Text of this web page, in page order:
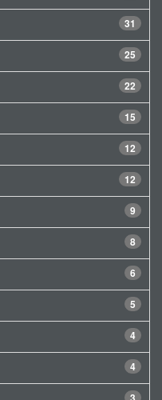
31
25
22
15
12
12
9
8
6
5
4
4